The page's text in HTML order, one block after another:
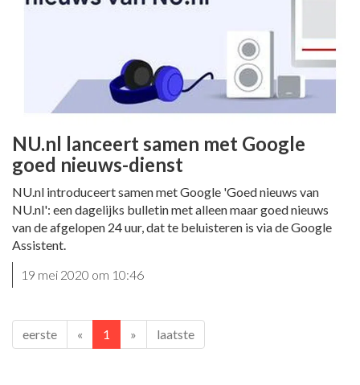
NU.nl lanceert samen met Google
goed nieuws-dienst
NU.nl introduceert samen met Google 'Goed nieuws van
NU.nl': een dagelijks bulletin met alleen maar goed nieuws
van de afgelopen 24 uur, dat te beluisteren is via de Google
Assistent.
19 mei 2020 om 10:46
eerste « 1 » laatste